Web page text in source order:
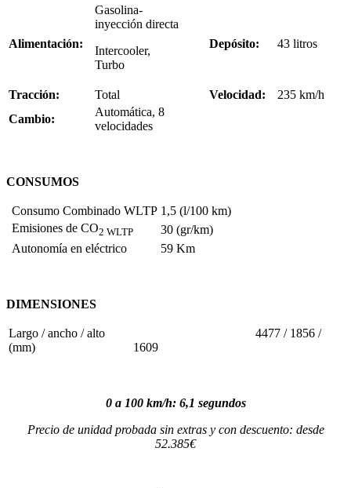
Alimentación:
Gasolina-
inyección directa
Intercooler,
Turbo
Depósito: 43 litros
Tracción: Total Velocidad:
235 km/h
Cambio:
Automática, 8
velocidades
CONSUMOS
Consumo Combinado WLTP 1,5 (l/100 km)
Emisiones de CO2 WLTP
30 (gr/km)
Autonomía en eléctrico
59 Km
DIMENSIONES
Largo / ancho / alto
(mm)
4477 / 1856 /
1609
0 a 100 km/h: 6,1 segundos
Precio de unidad probada sin extras y con descuento: desde
52.385€